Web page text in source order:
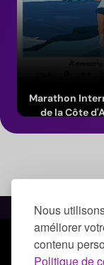
Nous
améliorer
contenu
Politique de
Marathon
de la Côte
© Qoezion by